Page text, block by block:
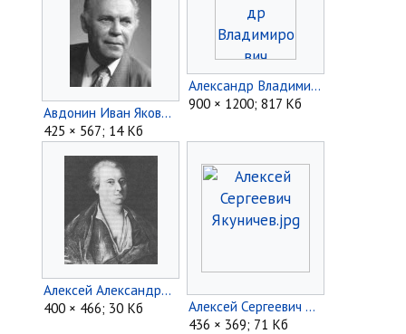
Авдонин Иван Яковлевич.jpg
425 × 567; 14 Кб
Александр Владимирович Быков.jpg
900 × 1200; 817 Кб
Алексей Александрович Засецкий.jpg
400 × 466; 30 Кб
Алексей Сергеевич Якуничев.jpg
436 × 369; 71 Кб